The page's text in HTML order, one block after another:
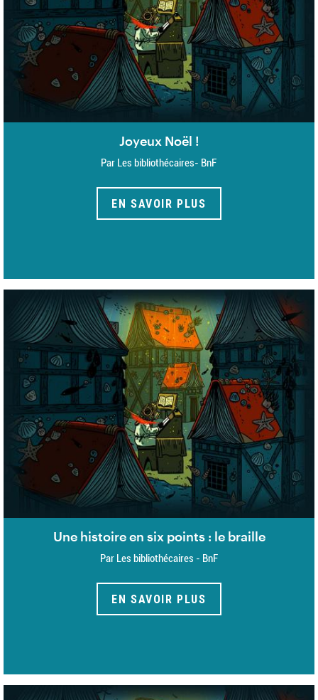
Joyeux Noël !
Par Les bibliothécaires- BnF
EN SAVOIR PLUS
Une histoire en six points : le braille
Par Les bibliothécaires - BnF
EN SAVOIR PLUS